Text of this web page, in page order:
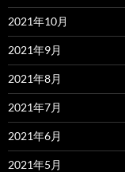
2021年10月
2021年9月
2021年8月
2021年7月
2021年6月
2021年5月